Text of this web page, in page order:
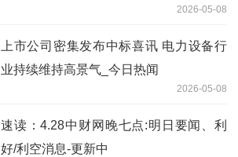
2026-05-08
上市公司密集发布中标喜讯 电力设备行
业持续维持高景气_今日热闻
2026-05-08
速读：4.28中财网晚七点:明日要闻、利
好/利空消息-更新中